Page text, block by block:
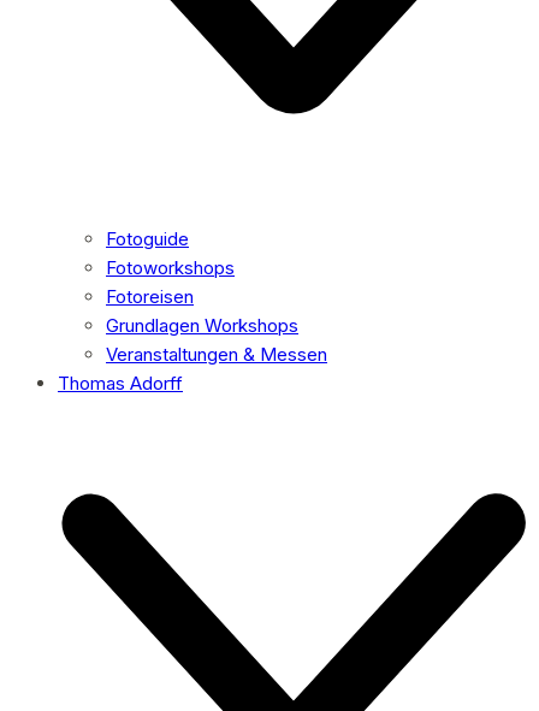
Fotoguide
Fotoworkshops
Fotoreisen
Grundlagen Workshops
Veranstaltungen & Messen
Thomas Adorff